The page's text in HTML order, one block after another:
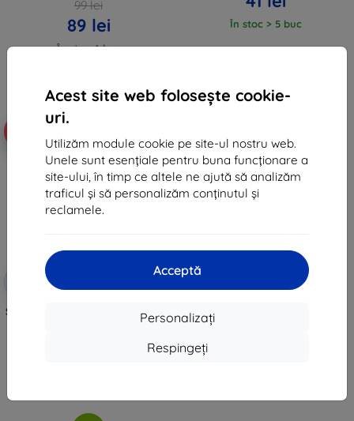
Acest site web folosește cookie-
uri.
Utilizăm module cookie pe site-ul nostru web.
Unele sunt esențiale pentru buna funcționare a
site-ului, în timp ce altele ne ajută să analizăm
traficul și să personalizăm conținutul și
reclamele.
Acceptă
Personalizați
Respingeți
99 lei
89 lei
În stoc 4 buc
În stoc > 5 buc
cu cupon
Sticlă protectoare 2-în-1 (ecran +
lentilă) PULUZ pentru Insta360